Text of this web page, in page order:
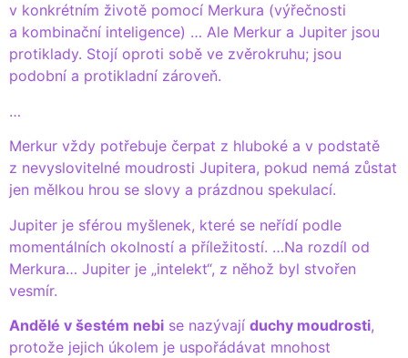
v konkrétním životě pomocí Merkura (výřečnosti
a kombinační inteligence) … Ale Merkur a Jupiter jsou
protiklady. Stojí oproti sobě ve zvěrokruhu; jsou
podobní a protikladní zároveň.
…
Merkur vždy potřebuje čerpat z hluboké a v podstatě
z nevyslovitelné moudrosti Jupitera, pokud nemá zůstat
jen mělkou hrou se slovy a prázdnou spekulací.
Jupiter je sférou myšlenek, které se neřídí podle
momentálních okolností a příležitostí. …Na rozdíl od
Merkura… Jupiter je „intelekt“, z něhož byl stvořen
vesmír.
Andělé v šestém nebi se nazývají duchy moudrosti,
protože jejich úkolem je uspořádávat mnohost